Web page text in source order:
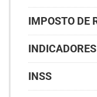
IMPOSTO DE
INSS